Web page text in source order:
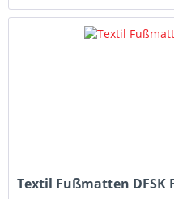
Textil Fußmatten DFSK